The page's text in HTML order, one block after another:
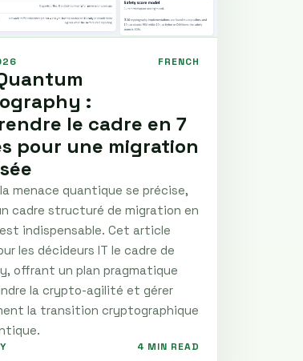
FRENCH
:
le cadre en 7
pour une migration
menace quantique se précise,
cadre structuré de migration en
indispensable. Cet article
les décideurs IT le cadre de
offrant un plan pragmatique
la crypto-agilité et gérer
la transition cryptographique
4 MIN READ